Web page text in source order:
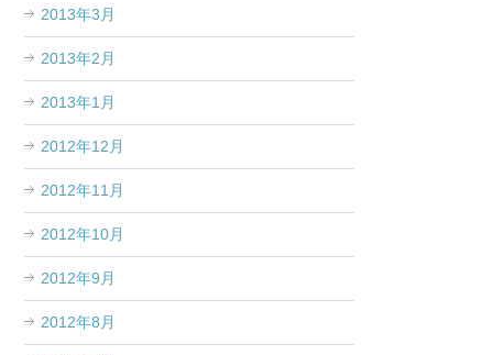
2013年3月
2013年2月
2013年1月
2012年12月
2012年11月
2012年10月
2012年9月
2012年8月